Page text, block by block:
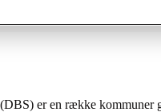
er en række